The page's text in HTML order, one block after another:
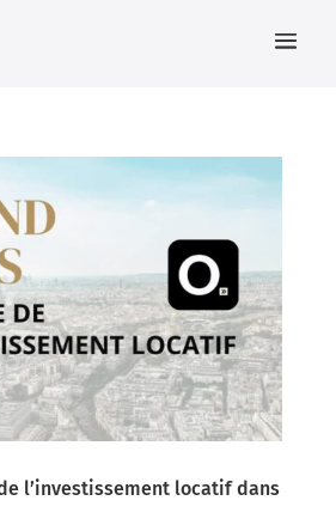
l’investissement locatif dans